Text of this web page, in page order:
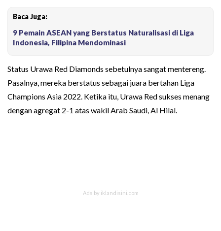
Baca Juga:
9 Pemain ASEAN yang Berstatus Naturalisasi di Liga
Indonesia, Filipina Mendominasi
Status Urawa Red Diamonds sebetulnya sangat mentereng.
Pasalnya, mereka berstatus sebagai juara bertahan Liga
Champions Asia 2022. Ketika itu, Urawa Red sukses menang
dengan agregat 2-1 atas wakil Arab Saudi, Al Hilal.